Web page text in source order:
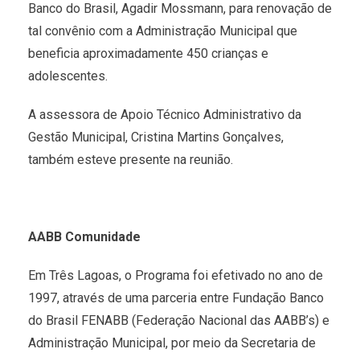
Banco do Brasil, Agadir Mossmann, para renovação de
tal convênio com a Administração Municipal que
beneficia aproximadamente 450 crianças e
adolescentes.
A assessora de Apoio Técnico Administrativo da
Gestão Municipal, Cristina Martins Gonçalves,
também esteve presente na reunião.
AABB Comunidade
Em Três Lagoas, o Programa foi efetivado no ano de
1997, através de uma parceria entre Fundação Banco
do Brasil FENABB (Federação Nacional das AABB’s) e
Administração Municipal, por meio da Secretaria de